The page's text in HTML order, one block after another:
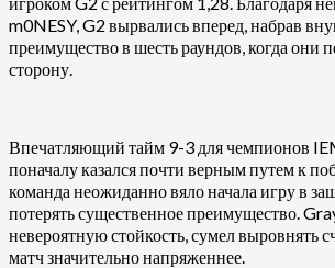
m0NESY, G2 вырвались вперед, набрав
преимущество в шесть раундов, когда они
сторону.
Впечатляющий тайм 9-3 для чемпионов
поначалу казался почти верным путем к
команда неожиданно вяло начала игру в
потерять существенное преимущество.
невероятную стойкость, сумел выровнять
матч значительно напряженнее.